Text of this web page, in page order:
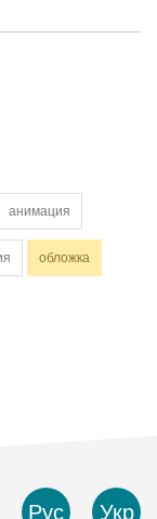
анимация
обложка
Рус Укр